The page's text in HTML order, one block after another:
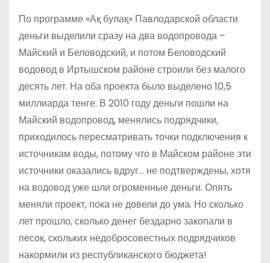
По программе «Ақ булақ» Павлодарской области
деньги выделили сразу на два водопровода –
Майский и Беловодский, и потом Беловодский
водовод в Иртышском районе строили без малого
десять лет. На оба проекта было выделено 10,5
миллиарда тенге. В 2010 году деньги пошли на
Майский водопровод, менялись подрядчики,
приходилось пересматривать точки подключения к
источникам воды, потому что в Майском районе эти
источники оказались вдруг… не подтверждены, хотя
на водовод уже шли огроменные деньги. Опять
меняли проект, пока не довели до ума. Но сколько
лет прошло, сколько денег бездарно закопали в
песок, скольких недобросовестных подрядчиков
накормили из республиканского бюджета!